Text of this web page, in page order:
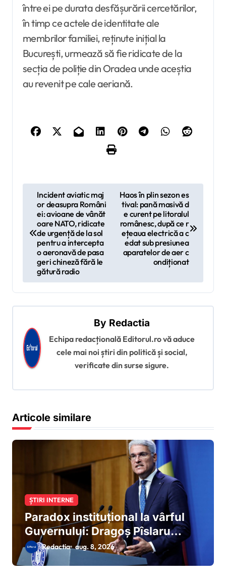
între ei pe durata desfășurării cercetărilor,
în timp ce actele de identitate ale
membrilor familiei, reținute inițial la
București, urmează să fie ridicate de la
secția de poliție din Oradea unde aceștia
au revenit pe cale aeriană.
r
e
n
a
t
c
o
Incident aviatic maj
or deasupra Români
ei: avioane de vânăt
oare NATO, ridicate
de urgență de la sol
pentru a intercepta
o aeronavă de pasa
geri chineză fără le
gătură radio
Haos în plin sezon es
tival: pană masivă d
e curent pe litoralul
românesc, după ce r
ețeaua electrică a c
edat sub presiunea
aparatelor de aer c
ondiționat
By Redactia
Echipa redacțională Editorul.ro vă aduce
cele mai noi știri din politică și social,
verificate din surse sigure.
Articole similare
ȘTIRI INTERNE
Paradox instituțional la vârful
Guvernului: Dragoș Pîslaru
solicită din postura de ministru
interimar al MIPE modificarea
Redactia aug. 8, 2026